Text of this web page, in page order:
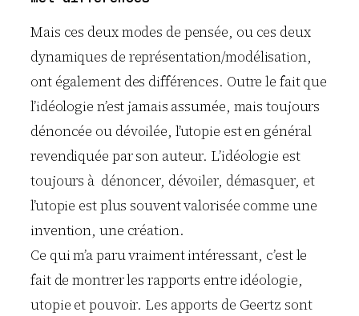
Mais ces deux modes de pensée, ou ces deux
dynamiques de représentation/modélisation,
ont également des différences. Outre le fait que
l’idéologie n’est jamais assumée, mais toujours
dénoncée ou dévoilée, l’utopie est en général
revendiquée par son auteur. L’idéologie est
toujours à dénoncer, dévoiler, démasquer, et
l’utopie est plus souvent valorisée comme une
invention, une création.
Ce qui m’a paru vraiment intéressant, c’est le
fait de montrer les rapports entre idéologie,
utopie et pouvoir. Les apports de Geertz sont